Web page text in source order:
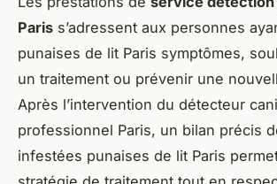
Paris s’adressent aux personnes
punaises de lit Paris symptômes,
un traitement ou prévenir une
Après l’intervention du détecteur
professionnel Paris, un bilan précis
infestées punaises de lit Paris